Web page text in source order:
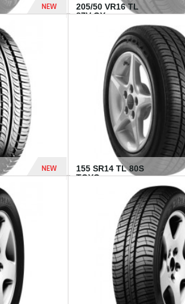
NEW
205/50 VR16 TL
87V GY...
NEW
155 SR14 TL 80S
TOYO...